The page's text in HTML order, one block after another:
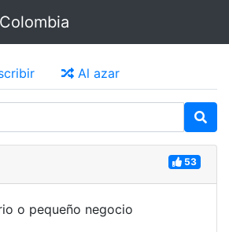
Al azar
53
o pequeño negocio